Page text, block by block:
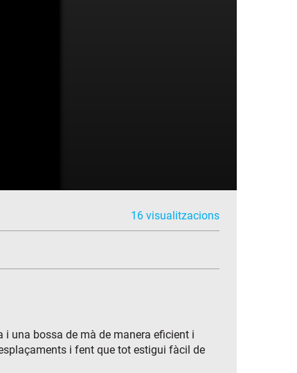
16 visualitzacions
una bossa de mà de manera eficient i
i fent que tot estigui fàcil de